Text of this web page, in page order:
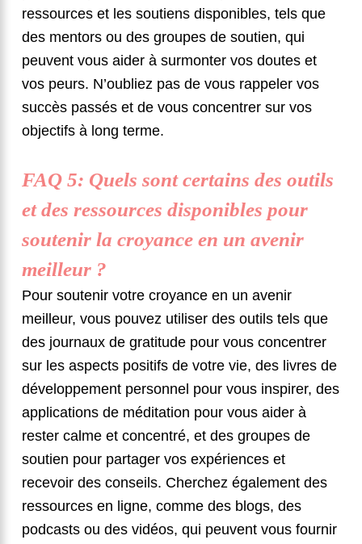
ressources et les soutiens disponibles, tels que
des mentors ou des groupes de soutien, qui
peuvent vous aider à surmonter vos doutes et
vos peurs. N’oubliez pas de vous rappeler vos
succès passés et de vous concentrer sur vos
objectifs à long terme.
FAQ 5: Quels sont certains des outils
et des ressources disponibles pour
soutenir la croyance en un avenir
meilleur ?
Pour soutenir votre croyance en un avenir
meilleur, vous pouvez utiliser des outils tels que
des journaux de gratitude pour vous concentrer
sur les aspects positifs de votre vie, des livres de
développement personnel pour vous inspirer, des
applications de méditation pour vous aider à
rester calme et concentré, et des groupes de
soutien pour partager vos expériences et
recevoir des conseils. Cherchez également des
ressources en ligne, comme des blogs, des
podcasts ou des vidéos, qui peuvent vous fournir